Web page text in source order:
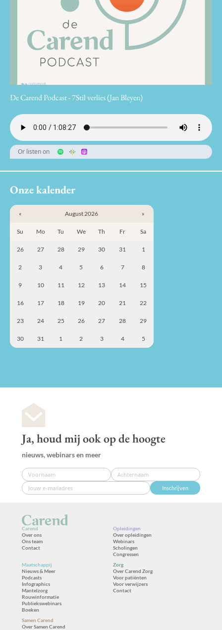
De Carend Podcast - 7Stil verlies (Jan Bleyen)
Or listen on
Onze kalender
« August 2026 »
Su Mo Tu We Th Fr Sa
26 27 28 29 30 31 1
2 3 4 5 6 7 8
9 10 11 12 13 14 15
16 17 18 19 20 21 22
23 24 25 26 27 28 29
30 31 1 2 3 4 5
Ja, houd mij ook op de hoogte
nieuws, webinars en meer
Inschrijven
Carend
Over ons
Ons team
Contact
Opleidingen
Over opleidingen
Webinars
Scholingen
Congressen
Maatschappij
Nieuws & Meer
Podcasts
Infographics
Mantelzorg
Rouwinformatie
Publiekswebinars
Boeken
Zorg
Over Carend Zorg
Voor patiënten
Voor verwijzers
Contact
Samen Carend
Over Samen Carend